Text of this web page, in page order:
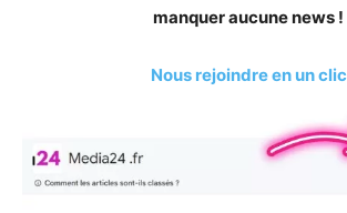
manquer aucune news !
Nous rejoindre en un clic